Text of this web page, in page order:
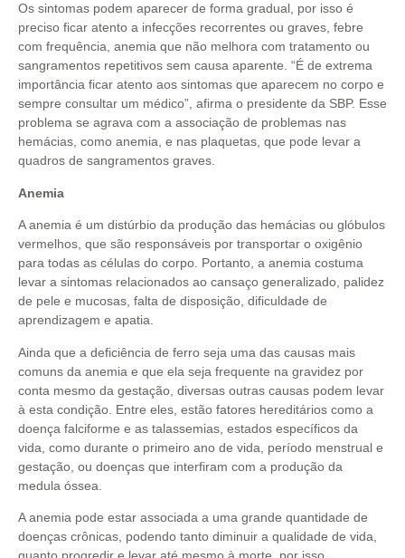
Os sintomas podem aparecer de forma gradual, por isso é
preciso ficar atento a infecções recorrentes ou graves, febre
com frequência, anemia que não melhora com tratamento ou
sangramentos repetitivos sem causa aparente. “É de extrema
importância ficar atento aos sintomas que aparecem no corpo e
sempre consultar um médico”, afirma o presidente da SBP. Esse
problema se agrava com a associação de problemas nas
hemácias, como anemia, e nas plaquetas, que pode levar a
quadros de sangramentos graves.
Anemia
A anemia é um distúrbio da produção das hemácias ou glóbulos
vermelhos, que são responsáveis por transportar o oxigênio
para todas as células do corpo. Portanto, a anemia costuma
levar a sintomas relacionados ao cansaço generalizado, palidez
de pele e mucosas, falta de disposição, dificuldade de
aprendizagem e apatia.
Ainda que a deficiência de ferro seja uma das causas mais
comuns da anemia e que ela seja frequente na gravidez por
conta mesmo da gestação, diversas outras causas podem levar
à esta condição. Entre eles, estão fatores hereditários como a
doença falciforme e as talassemias, estados específicos da
vida, como durante o primeiro ano de vida, período menstrual e
gestação, ou doenças que interfiram com a produção da
medula óssea.
A anemia pode estar associada a uma grande quantidade de
doenças crônicas, podendo tanto diminuir a qualidade de vida,